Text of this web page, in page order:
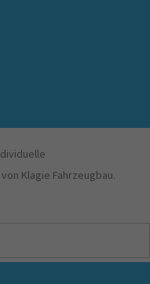
von Klagie Fahrzeugbau.